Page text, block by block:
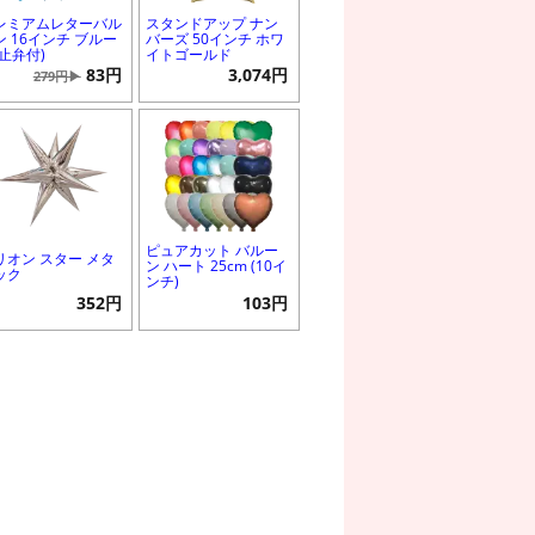
ミアムレターバル
16インチ ブルー
弁付)
279円▶ 83円
スタンドアップ ナン
バーズ 50インチ ホワ
イトゴールド
3,074円
オン スター メタ
ク
352円
ピュアカット バルー
ン ハート 25cm (10イ
ンチ)
103円